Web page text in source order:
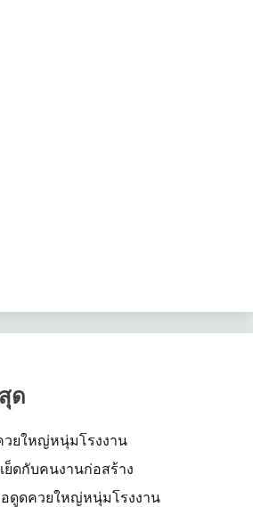
ด
ยใหญ่หนุ่มโรงงาน
ย็ดกับคนงานก่อสร้าง
ดูดควยใหญ่หนุ่มโรงงาน